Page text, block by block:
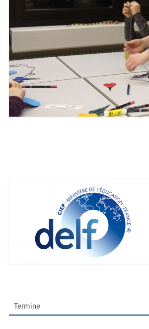
Termine